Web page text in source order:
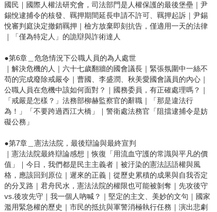
國民｜國際人權法研究會，司法部門是人權保護的最後堡壘｜尹
錫悅逮捕令的核發、羈押期間延長申請不許可、羈押起訴｜尹錫
悅審判庭決定撤銷羈押｜檢方放棄即刻抗告，僅適用一天的法律
｜「僅為特定人」的詭辯與詐術達人
●第6章＿危急情況下公職人員的為人處世
｜解決危機的人｜六十七歲翻牆的國會議長｜緊張氛圍中一絲不
苟的完成廢除戒嚴令｜曹國、李盛潤、秋美愛國會議員的內心｜
公職人員在危機中該如何面對？｜國務委員，有正確處理嗎？｜
「戒嚴是怎樣？」法務部柳赫監察官的辭職｜「那是違法行
為！」「不要跨過西江大橋」｜警衛處法務官「阻擋逮捕令是妨
礙公務」
●第7章＿憲法法院，最後辯論與最終宣判
｜憲法法院最終辯論感想｜恢復「用流血守護的常識與平凡的價
值」｜今日，我們都是民主主義者｜被汙染的憲法話語權與風
格，應該回到原位｜遲來的正義｜從歷史累積的成果與自我否定
的分叉路｜君舟民水，憲法法院的權限也可能被剝奪｜先攻後守
vs.後攻先守｜我一個人吶喊？｜堅定的主文、美妙的文句｜國家
濫用緊急權的歷史｜市民的抵抗與軍警消極執行任務｜演出悲劇